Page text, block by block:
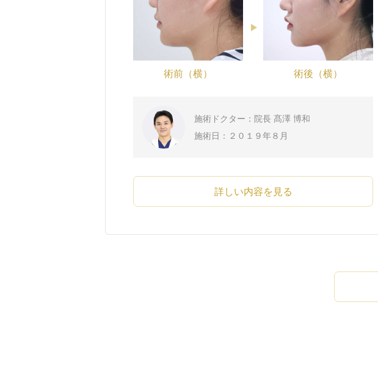
術前（横） 術後（横）
施術ドクター：院長 髙澤 博和
施術日：２０１９年８月
詳しい内容を見る